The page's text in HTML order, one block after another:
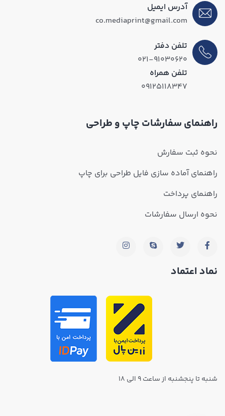
آدرس ایمیل
co.mediaprint@gmail.com
تلفن دفتر
۰۲۱-۹۱۰۳۰۶۲۰
تلفن همراه
۰۹۱۲۵۱۱۸۳۴۷
راهنمای سفارشات چاپ و طراحی
نحوه ثبت سفارش
راهنمای آماده سازی فایل طراحی برای چاپ
راهنمای پرداخت
نحوه ارسال سفارشات
نماد اعتماد
شنبه تا پنجشنبه از ساعت ۹ الی ۱۸